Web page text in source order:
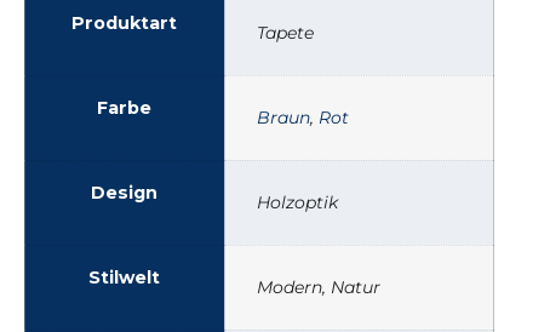
Produktart Tapete
Farbe Braun, Rot
Design Holzoptik
Stilwelt Modern, Natur